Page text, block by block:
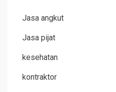
Jasa angkut
Jasa pijat
kesehatan
kontraktor